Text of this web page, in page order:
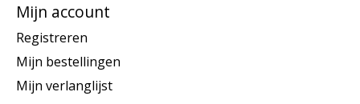
Mijn account
Registreren
Mijn bestellingen
Mijn verlanglijst